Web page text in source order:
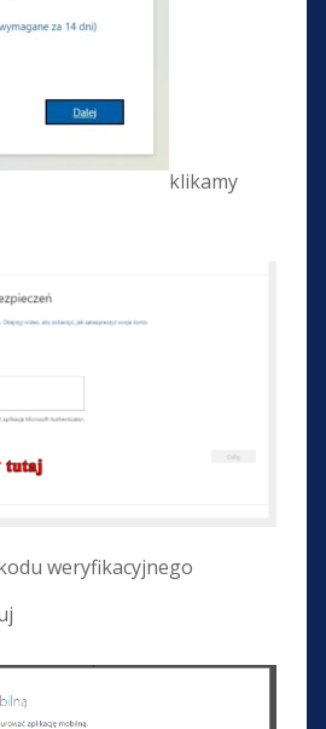
klikamy
weryfikacyjnego